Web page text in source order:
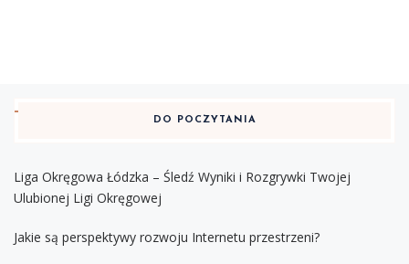
DO POCZYTANIA
Liga Okręgowa Łódzka – Śledź Wyniki i Rozgrywki Twojej
Ulubionej Ligi Okręgowej
Jakie są perspektywy rozwoju Internetu przestrzeni?